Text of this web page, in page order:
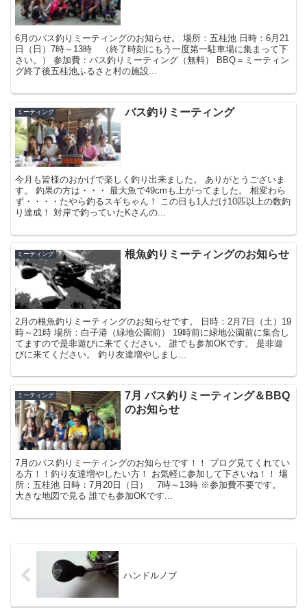
6月のバス釣りミーティングのお知らせ。 場所：五桂池 日時：6月21
日（日）7時～13時 （終了時刻にもう一度第一駐車場に集まって下
さい。） 参加費：バス釣りミーティング（無料） BBQ＝ミーティン
グ終了後五桂池ふるさと村の施設...
ミーティング バス釣りミーティング
今月も皆様のおかげで楽しく釣り出来ました。 ありがとうございま
す。 釣果の方は・・・ 最大魚で49cmも上がってました。 相変わら
ず・・・・たやら釣るスギちゃん！ この日も1人だけ10匹以上の数釣
り達成！ 対岸で釣っていたKさんの...
ミーティング 根魚釣りミーティングのお知らせ
2月の根魚釣りミーティングのお知らせです。 日時：2月7日（土）19
時～21時 場所：白子港（緑地公園前） 19時前に緑地公園前に集合し
てますので是非遊びに来てください。 誰でも参加OKです。 是非遊
びに来てください。 釣り友達増やしまし...
ミーティング
7月 バス釣りミーティング＆BBQ
のお知らせ
7月のバス釣りミーティングのお知らせです！！ ブログ見てくれてい
る方！！釣り友達増やしたい方！ お気軽に参加して下さいね！！ 場
所：五桂池 日時：7月20日（日） 7時～13時 ※参加費不要です。
大きな地図で見る 誰でも参加OKです...
ハンドルノブ